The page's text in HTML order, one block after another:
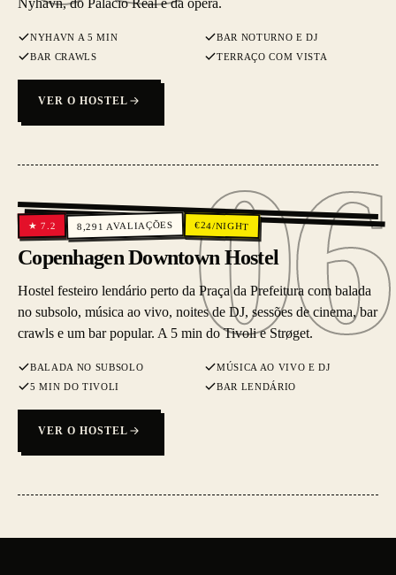
Nyhavn, do Palácio Real e da ópera.
NYHAVN A 5 MIN
BAR NOTURNO E DJ
BAR CRAWLS
TERRAÇO COM VISTA
VER O HOSTEL
06
06
★7.2 8,291 AVALIAÇÕES €24/NIGHT
Copenhagen Downtown Hostel
Hostel festeiro lendário perto da Praça da Prefeitura com balada
no subsolo, música ao vivo, noites de DJ, sessões de cinema, bar
crawls e um bar popular. A 5 min do Tivoli e Strøget.
BALADA NO SUBSOLO
MÚSICA AO VIVO E DJ
5 MIN DO TIVOLI
BAR LENDÁRIO
VER O HOSTEL